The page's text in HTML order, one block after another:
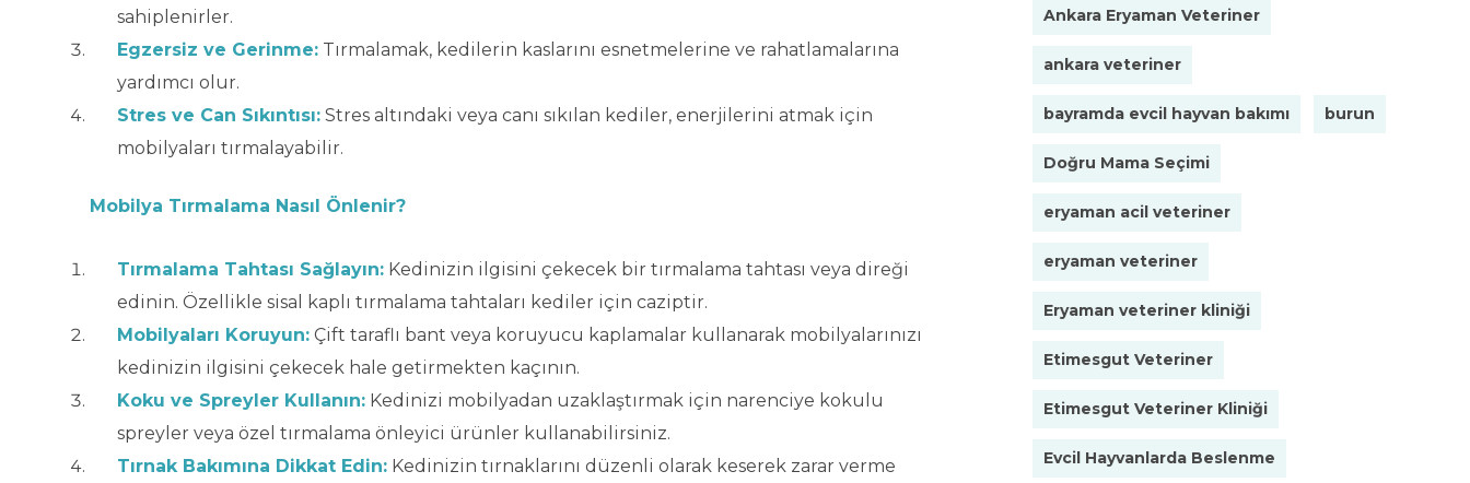
sahiplenirler.
Egzersiz ve Gerinme: Tırmalamak, kedilerin kaslarını esnetmelerine ve rahatlamalarına
yardımcı olur.
Stres ve Can Sıkıntısı: Stres altındaki veya canı sıkılan kediler, enerjilerini atmak için
mobilyaları tırmalayabilir.
Mobilya Tırmalama Nasıl Önlenir?
Tırmalama Tahtası Sağlayın: Kedinizin ilgisini çekecek bir tırmalama tahtası veya direği
edinin. Özellikle sisal kaplı tırmalama tahtaları kediler için caziptir.
Mobilyaları Koruyun: Çift taraflı bant veya koruyucu kaplamalar kullanarak mobilyalarınızı
kedinizin ilgisini çekecek hale getirmekten kaçının.
Koku ve Spreyler Kullanın: Kedinizi mobilyadan uzaklaştırmak için narenciye kokulu
spreyler veya özel tırmalama önleyici ürünler kullanabilirsiniz.
Tırnak Bakımına Dikkat Edin: Kedinizin tırnaklarını düzenli olarak keserek zarar verme
Ankara Eryaman Veteriner
ankara veteriner
bayramda evcil hayvan bakımı burun
Doğru Mama Seçimi
eryaman acil veteriner
eryaman veteriner
Eryaman veteriner kliniği
Etimesgut Veteriner
Etimesgut Veteriner Kliniği
Evcil Hayvanlarda Beslenme